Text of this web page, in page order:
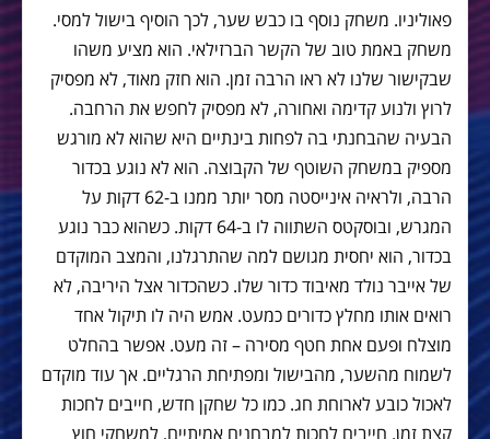
פאוליניו. משחק נוסף בו כבש שער, לכך הוסיף בישול למסי.
משחק באמת טוב של הקשר הברזילאי. הוא מציע משהו
שבקישור שלנו לא ראו הרבה זמן. הוא חזק מאוד, לא מפסיק
לרוץ ולנוע קדימה ואחורה, לא מפסיק לחפש את הרחבה.
הבעיה שהבחנתי בה לפחות בינתיים היא שהוא לא מורגש
מספיק במשחק השוטף של הקבוצה. הוא לא נוגע בכדור
הרבה, ולראיה אינייסטה מסר יותר ממנו ב-62 דקות על
המגרש, ובוסקטס השתווה לו ב-64 דקות. כשהוא כבר נוגע
בכדור, הוא יחסית מגושם למה שהתרגלנו, והמצב המוקדם
של אייבר נולד מאיבוד כדור שלו. כשהכדור אצל היריבה, לא
רואים אותו מחלץ כדורים כמעט. אמש היה לו תיקול אחד
מוצלח ופעם אחת חטף מסירה – זה מעט. אפשר בהחלט
לשמוח מהשער, מהבישול ומפתיחת הרגליים. אך עוד מוקדם
לאכול כובע לארוחת חג. כמו כל שחקן חדש, חייבים לחכות
קצת זמן. חייבים לחכות למבחנים אמיתיים, למשחקי חוץ